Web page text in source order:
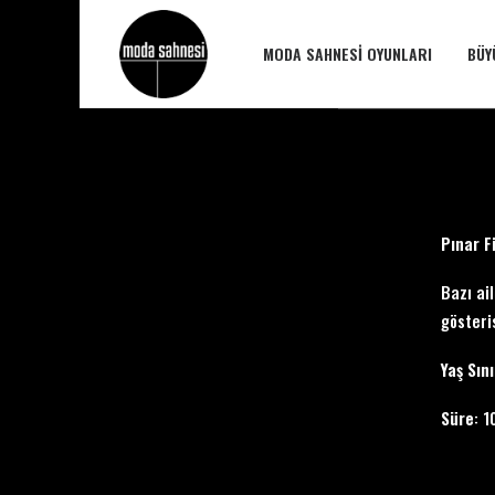
MODA SAHNESI OYUNLARI
Pınar
Bazı
Yaş
Süre: